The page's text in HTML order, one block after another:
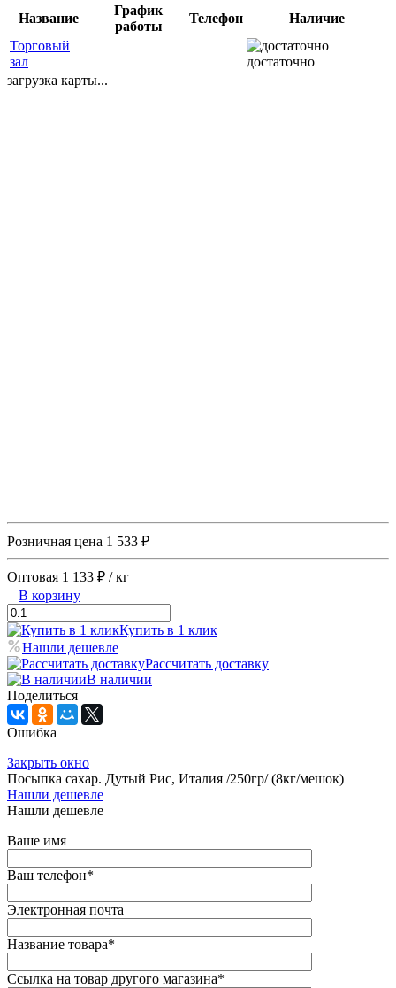
Название
График
работы
Телефон
Наличие
Торговый
зал
достаточно
загрузка карты...
Розничная цена 1 533 ₽
Оптовая 1 133 ₽ / кг
В корзину
Купить в 1 клик
Нашли дешевле
Рассчитать доставку
В наличии
Поделиться
Ошибка
Закрыть окно
Посыпка сахар. Дутый Рис, Италия /250гр/ (8кг/мешок)
Нашли дешевле
Нашли дешевле
Ваше имя
Ваш телефон*
Электронная почта
Название товара*
Ссылка на товар другого магазина*